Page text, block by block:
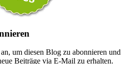
um diesen Blog zu abonnieren und
Beiträge via E-Mail zu erhalten.